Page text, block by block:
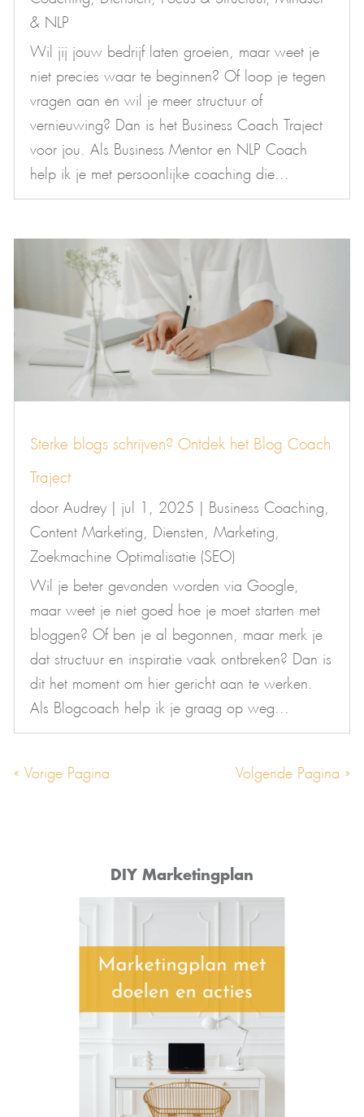
& NLP
Wil jij jouw bedrijf laten groeien, maar weet je
niet precies waar te beginnen? Of loop je tegen
vragen aan en wil je meer structuur of
vernieuwing? Dan is het Business Coach Traject
voor jou. Als Business Mentor en NLP Coach
help ik je met persoonlijke coaching die...
Sterke blogs schrijven? Ontdek het Blog Coach
Traject
door Audrey| jul 1, 2025 Business Coaching
Content Marketing Diensten Marketing
Zoekmachine Optimalisatie (SEO)
Wil je beter gevonden worden via Google,
maar weet je niet goed hoe je moet starten met
bloggen? Of ben je al begonnen, maar merk je
dat structuur en inspiratie vaak ontbreken? Dan is
dit het moment om hier gericht aan te werken.
Als Blogcoach help ik je graag op weg...
« Vorige Pagina Volgende Pagina »
DIY Marketingplan